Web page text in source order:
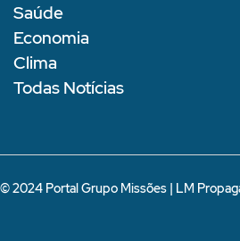
Saúde
Economia
Clima
Todas Notícias
© 2024 Portal Grupo Missões | LM